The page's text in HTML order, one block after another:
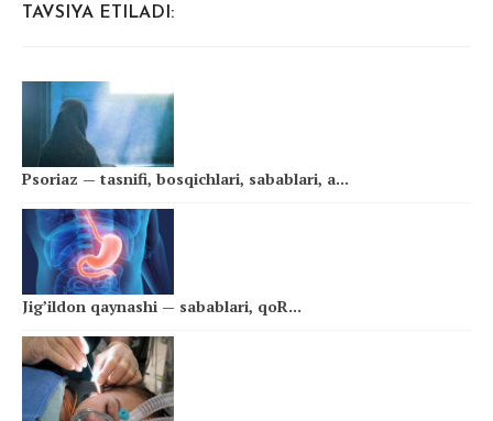
TAVSIYA ETILADI:
Psoriaz — tasnifi, bosqichlari, sabablari, a...
Jig’ildon qaynashi — sabablari, qoR...